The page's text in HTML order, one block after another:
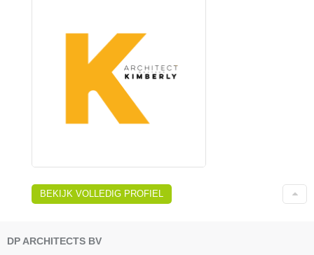
BEKIJK VOLLEDIG PROFIEL
DP ARCHITECTS BV